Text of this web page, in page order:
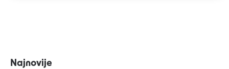
Najnovije